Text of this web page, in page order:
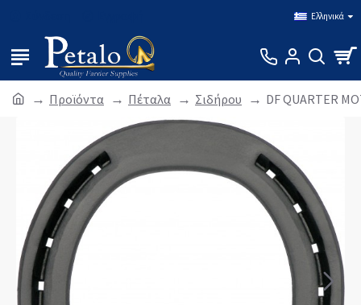
Ελληνικά
Προϊόντα Πέταλα Σιδήρου DF QUARTER